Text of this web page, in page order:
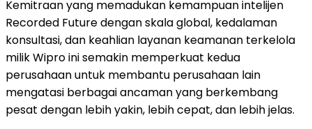
Kemitraan yang memadukan kemampuan intelijen
Recorded Future dengan skala global, kedalaman
konsultasi, dan keahlian layanan keamanan terkelola
milik Wipro ini semakin memperkuat kedua
perusahaan untuk membantu perusahaan lain
mengatasi berbagai ancaman yang berkembang
pesat dengan lebih yakin, lebih cepat, dan lebih jelas.